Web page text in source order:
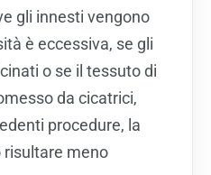
gli innesti vengono
è eccessiva, se gli
o se il tessuto di
da cicatrici,
procedure, la
risultare meno